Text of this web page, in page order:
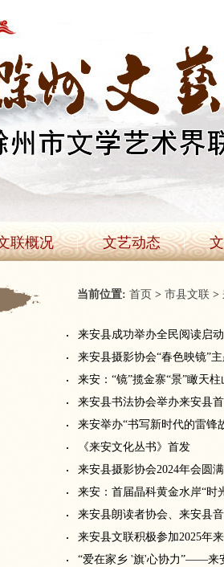
联概况 文艺动态
当前位置: 首页 > 市县文联 >
来安县成功举办全民阅读启
来安县摄影协会“春色映镜”
来安：“镜”揽金寨“景”瞰天
来安县书法协会举办来安县
来安举办“书写新时代的雷锋
《来安文化丛书》首发
来安县摄影协会2024年会圆
来安：首届晶科黄金水岸“时
来安县朗读者协会、来安县
来安县文联积极参加2025年
“爱在家乡 '旗'心协力”——来